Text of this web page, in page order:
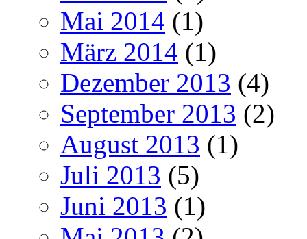
Mai 2014 (1)
März 2014 (1)
Dezember 2013 (4)
September 2013 (2)
August 2013 (1)
Juli 2013 (5)
Juni 2013 (1)